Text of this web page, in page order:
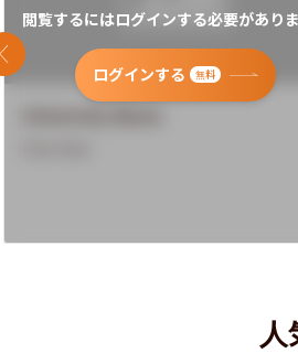
閲覧するにはログインする必要がありま
ログインする 無料
前のスライド